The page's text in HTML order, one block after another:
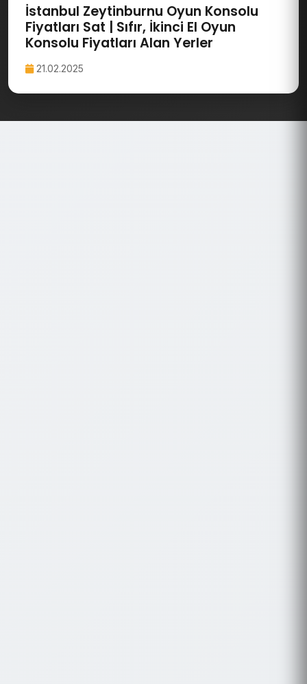
İstanbul Zeytinburnu Oyun Konsolu
Fiyatları Sat | Sıfır, İkinci El Oyun
Konsolu Fiyatları Alan Yerler
21.02.2025